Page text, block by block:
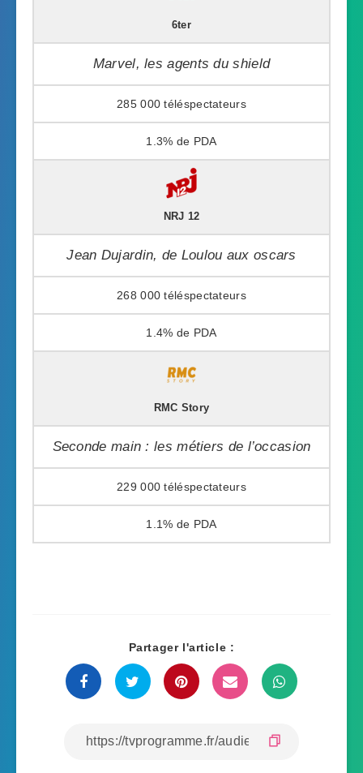
6ter
Marvel, les agents du shield
285 000
1.3%
NRJ 12
Jean Dujardin, de Loulou aux oscars
268 000
1.4%
RMC Story
Seconde main : les métiers de l’occasion
229 000
1.1%
Partager l'article :